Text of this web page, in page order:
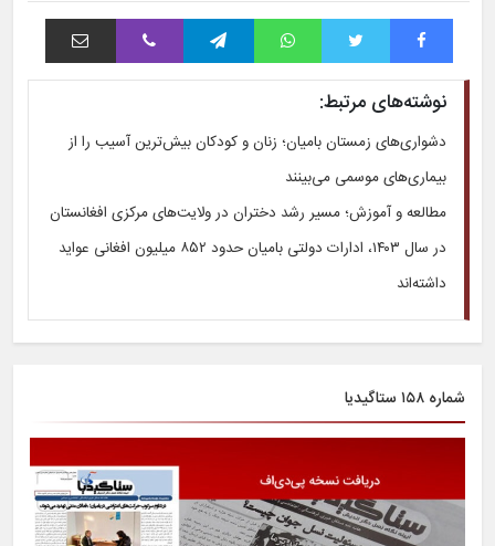
فیس بوک توییتر واتس آپ تلگرام وایبر اشتراک با ایمیل
نوشته‌های مرتبط:
دشواری‌های زمستان بامیان؛ زنان و کودکان بیش‌ترین آسیب را از
بیماری‌های موسمی می‌بینند
مطالعه و آموزش؛ مسیر رشد دختران در ولایت‌های مرکزی افغانستان
در سال ۱۴۰۳، ادارات دولتی بامیان حدود ۸۵۲ میلیون افغانی عواید
داشته‌اند
شماره ۱۵۸ ستاگیدیا